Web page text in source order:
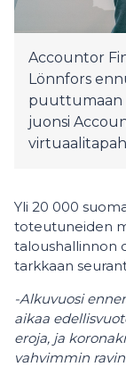
Accountor
Lönnfors
puuttumaan
juonsi
Yli 20 000
toteutuneiden
taloushallinnon
tarkkaan
-Alkuvuosi
aikaa
eroja, ja
vahvimmin